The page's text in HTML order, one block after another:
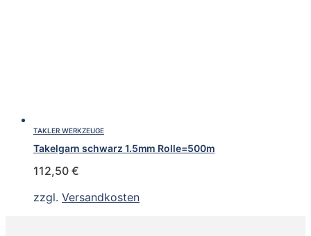
TAKLER WERKZEUGE
Takelgarn schwarz 1.5mm Rolle=500m
112,50 €
zzgl. Versandkosten